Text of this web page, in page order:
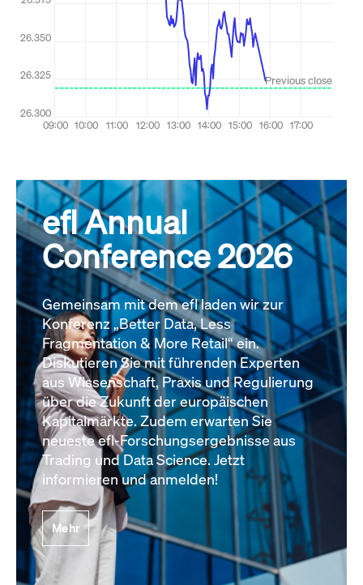
efl Annual
Conference 2026
Gemeinsam mit dem efl laden wir zur
Konferenz „Better Data, Less
Fragmentation & More Retail“ ein.
Diskutieren Sie mit führenden Experten
aus Wissenschaft, Praxis und Regulierung
über die Zukunft der europäischen
Kapitalmärkte. Zudem erwarten Sie
neueste efl-Forschungsergebnisse aus
Trading und Data Science. Jetzt
informieren und anmelden!
Mehr